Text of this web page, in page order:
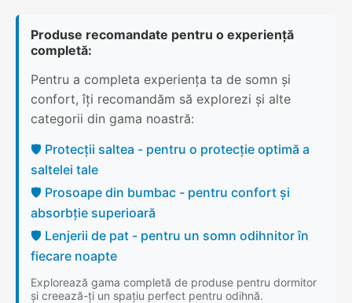
Produse recomandate pentru o experiență
completă:
Pentru a completa experiența ta de somn și
confort, îți recomandăm să explorezi și alte
categorii din gama noastră:
🛡️ Protecții saltea - pentru o protecție optimă a
saltelei tale
🛡️ Prosoape din bumbac - pentru confort și
absorbție superioară
🛡️ Lenjerii de pat - pentru un somn odihnitor în
fiecare noapte
Explorează gama completă de produse pentru dormitor
și creează-ți un spațiu perfect pentru odihnă.